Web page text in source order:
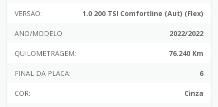
VERSÃO: 1.0 200 TSI Comfortline (Aut) (Flex)
ANO/MODELO: 2022/2022
QUILOMETRAGEM: 76.240 Km
FINAL DA PLACA: 6
COR: Cinza